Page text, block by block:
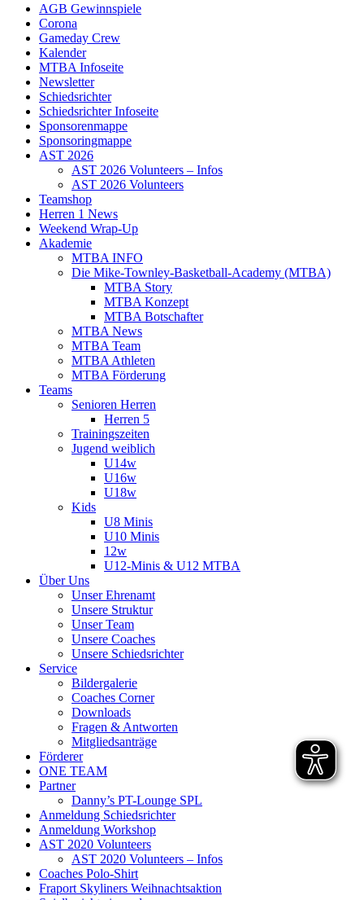
AGB Gewinnspiele
Corona
Gameday Crew
Kalender
MTBA Infoseite
Newsletter
Schiedsrichter
Schiedsrichter Infoseite
Sponsorenmappe
Sponsoringmappe
AST 2026
AST 2026 Volunteers – Infos
AST 2026 Volunteers
Teamshop
Herren 1 News
Weekend Wrap-Up
Akademie
MTBA INFO
Die Mike-Townley-Basketball-Academy (MTBA)
MTBA Story
MTBA Konzept
MTBA Botschafter
MTBA News
MTBA Team
MTBA Athleten
MTBA Förderung
Teams
Senioren Herren
Herren 5
Trainingszeiten
Jugend weiblich
U14w
U16w
U18w
Kids
U8 Minis
U10 Minis
12w
U12-Minis & U12 MTBA
Über Uns
Unser Ehrenamt
Unsere Struktur
Unser Team
Unsere Coaches
Unsere Schiedsrichter
Service
Bildergalerie
Coaches Corner
Downloads
Fragen & Antworten
Mitgliedsanträge
Förderer
ONE TEAM
Partner
Danny’s PT-Lounge SPL
Anmeldung Schiedsrichter
Anmeldung Workshop
AST 2020 Volunteers
AST 2020 Volunteers – Infos
Coaches Polo-Shirt
Fraport Skyliners Weihnachtsaktion